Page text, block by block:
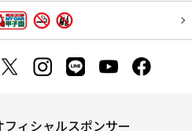
ィシャルスポンサー